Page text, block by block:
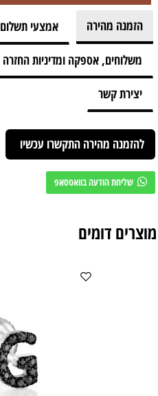
הזמנה מהירה אמצעי תשלום
משלוחים, אספקה ומדיניות החזרה
יצירת קשר
להזמנה מהירה התקשרו עכשיו
שליחת הודעה בוואטסאפ
מוצרים דומים